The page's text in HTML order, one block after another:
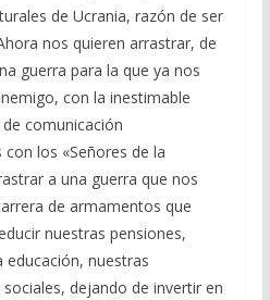
de Ucrania, razón de ser
nos quieren arrastrar, de
guerra para la que ya nos
con la inestimable
comunicación
los «Señores de la
a una guerra que nos
de armamentos que
nuestras pensiones,
educación, nuestras
dejando de invertir en